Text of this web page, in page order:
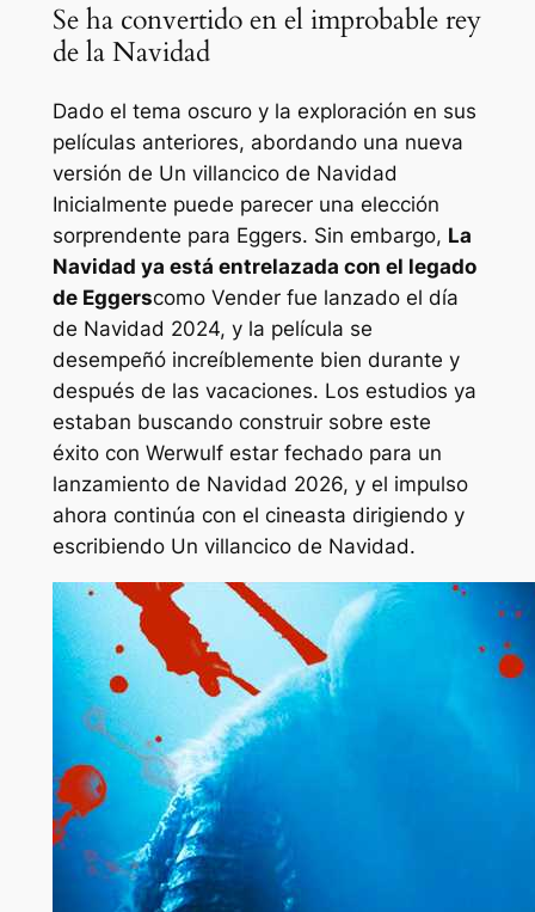
Se ha convertido en el improbable rey
de la Navidad
Dado el tema oscuro y la exploración en sus
películas anteriores, abordando una nueva
versión de Un villancico de Navidad
Inicialmente puede parecer una elección
sorprendente para Eggers. Sin embargo, La
Navidad ya está entrelazada con el legado
de Eggerscomo Vender fue lanzado el día
de Navidad 2024, y la película se
desempeñó increíblemente bien durante y
después de las vacaciones. Los estudios ya
estaban buscando construir sobre este
éxito con Werwulf estar fechado para un
lanzamiento de Navidad 2026, y el impulso
ahora continúa con el cineasta dirigiendo y
escribiendo Un villancico de Navidad.